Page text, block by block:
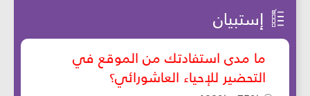
إستبيان